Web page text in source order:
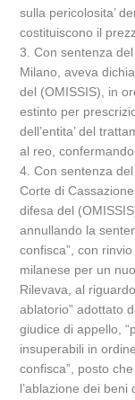
sulla pericolosita’
costituiscono il
3. Con sentenza
Milano, aveva
del (OMISSIS), in
estinto per
dell’entita’ del
al reo,
4. Con sentenza
Corte di
difesa del
annullando la
confisca”, con
milanese per un
Rilevava, al
ablatorio” adottato
giudice di appello,
insuperabili in
confisca”, posto
l’ablazione dei